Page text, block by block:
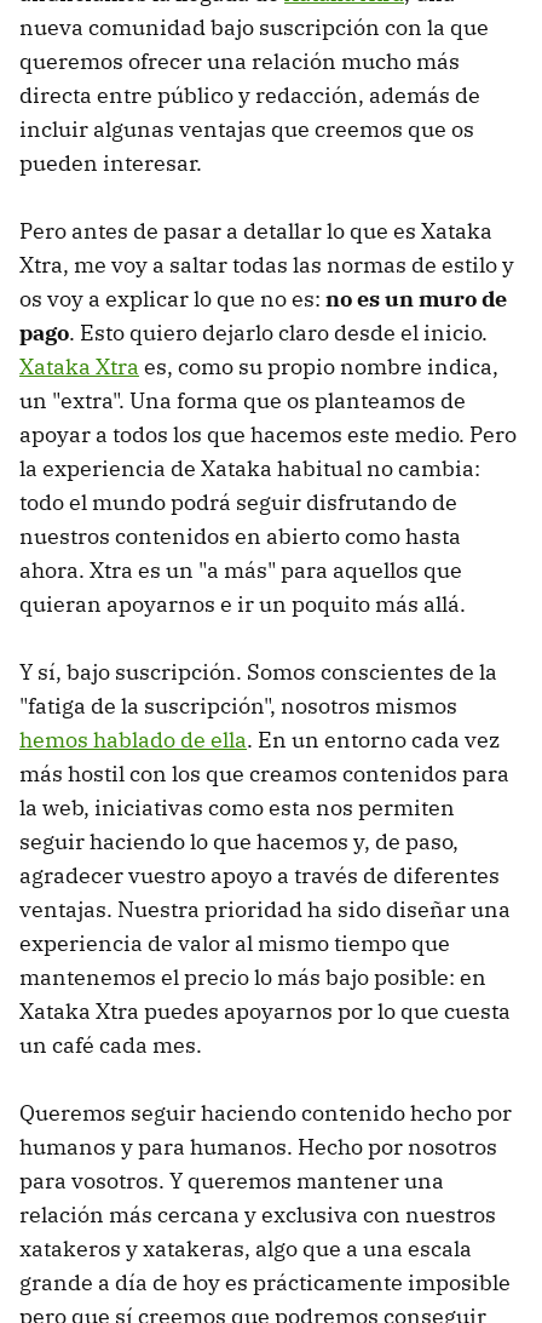
nueva comunidad bajo suscripción con la que
queremos ofrecer una relación mucho más
directa entre público y redacción, además de
incluir algunas ventajas que creemos que os
pueden interesar.
Pero antes de pasar a detallar lo que es Xataka
Xtra, me voy a saltar todas las normas de estilo y
os voy a explicar lo que no es: no es un muro de
pago. Esto quiero dejarlo claro desde el inicio.
Xataka Xtra es, como su propio nombre indica,
un "extra". Una forma que os planteamos de
apoyar a todos los que hacemos este medio. Pero
la experiencia de Xataka habitual no cambia:
todo el mundo podrá seguir disfrutando de
nuestros contenidos en abierto como hasta
ahora. Xtra es un "a más" para aquellos que
quieran apoyarnos e ir un poquito más allá.
Y sí, bajo suscripción. Somos conscientes de la
"fatiga de la suscripción", nosotros mismos
hemos hablado de ella. En un entorno cada vez
más hostil con los que creamos contenidos para
la web, iniciativas como esta nos permiten
seguir haciendo lo que hacemos y, de paso,
agradecer vuestro apoyo a través de diferentes
ventajas. Nuestra prioridad ha sido diseñar una
experiencia de valor al mismo tiempo que
mantenemos el precio lo más bajo posible: en
Xataka Xtra puedes apoyarnos por lo que cuesta
un café cada mes.
Queremos seguir haciendo contenido hecho por
humanos y para humanos. Hecho por nosotros
para vosotros. Y queremos mantener una
relación más cercana y exclusiva con nuestros
xatakeros y xatakeras, algo que a una escala
grande a día de hoy es prácticamente imposible
pero que sí creemos que podremos conseguir